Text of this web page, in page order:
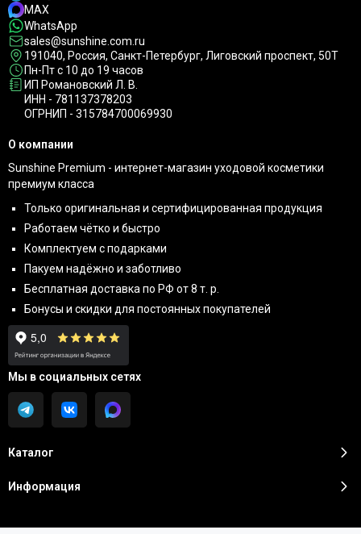
MAX
WhatsApp
sales@sunshine.com.ru
191040, Россия, Санкт-Петербург, Лиговский проспект, 50Т
Пн-Пт с 10 до 19 часов
ИП Романовский Л. В.
ИНН - 781137378203
ОГРНИП - 315784700069930
Каталог
Информация
О компании
Sunshine Premium - интернет-магазин уходовой косметики
премиум класса
Только оригинальная и сертифицированная продукция
Работаем чётко и быстро
Комплектуем с подарками
Пакуем надёжно и заботливо
Бесплатная доставка по РФ от 8 т. р.
Бонусы и скидки для постоянных покупателей
Мы в социальных сетях